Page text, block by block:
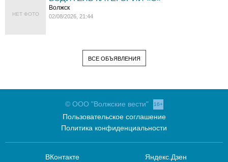
НЕТ ФОТО
Волжск
02/08/2026, 21:44
ВСЕ ОБЪЯВЛЕНИЯ
© ООО "Волжские вести" 16+
Пользовательское соглашение
Политика конфиденциальности
ВКонтакте Яндекс.Дзен